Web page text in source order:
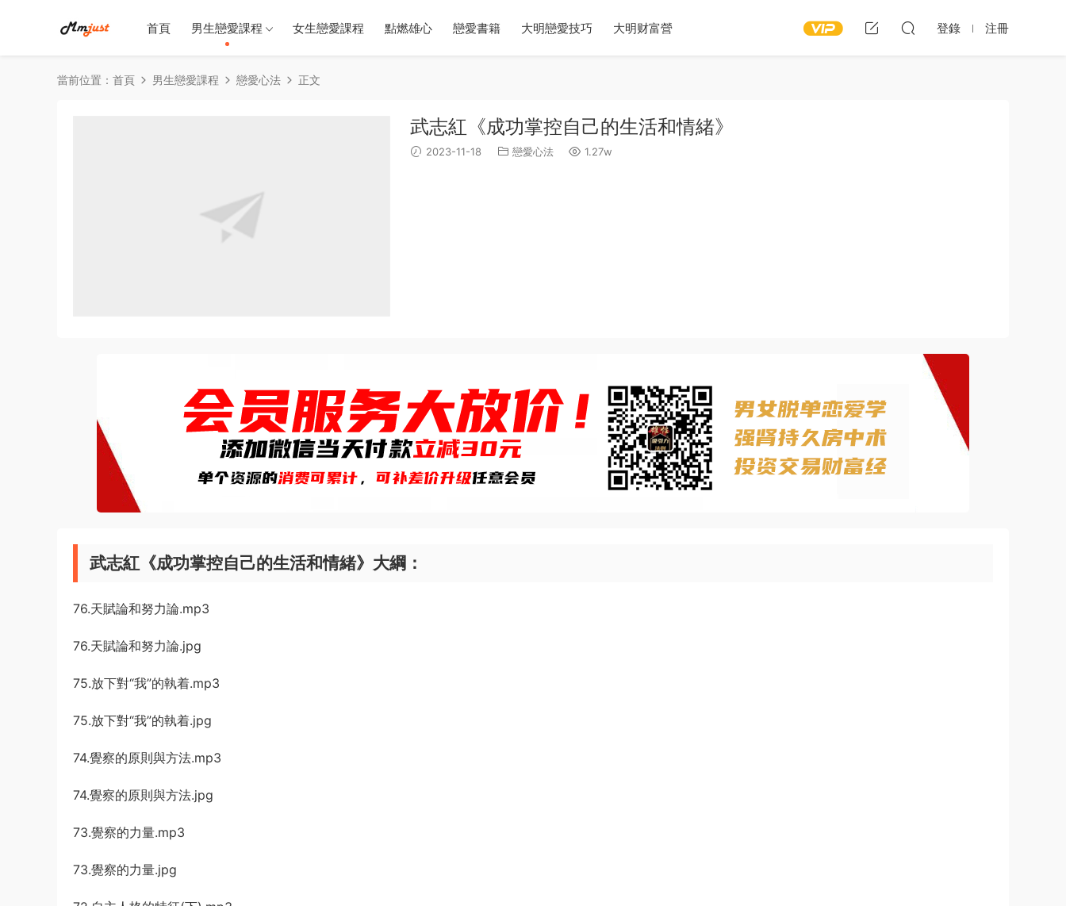
首頁 男生戀愛課程 女生戀愛課程 點燃雄心 戀愛書籍 大明戀愛技巧 大明财富營 登錄 注冊
當前位置： 首頁 男生戀愛課程 戀愛心法 正文
武志紅《成功掌控自己的生活和情緒》
2023-11-18 戀愛心法 1.27w
武志紅《成功掌控自己的生活和情緒》大綱：
76.天賦論和努力論.mp3
76.天賦論和努力論.jpg
75.放下對“我”的執着.mp3
75.放下對“我”的執着.jpg
74.覺察的原則與方法.mp3
74.覺察的原則與方法.jpg
73.覺察的力量.mp3
73.覺察的力量.jpg